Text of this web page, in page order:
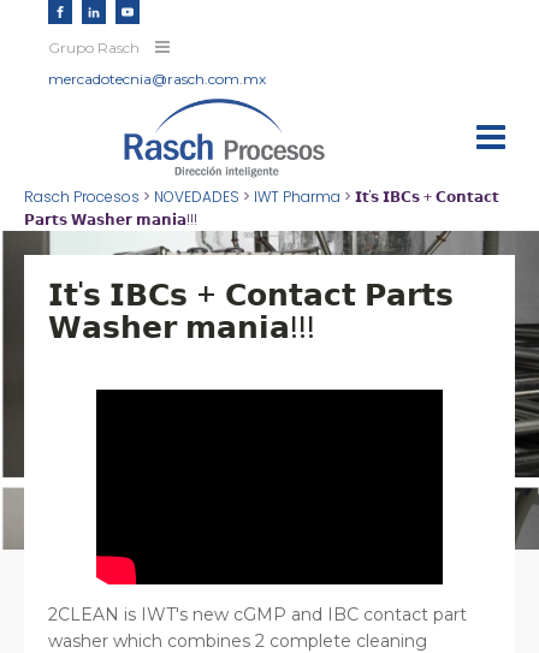
Grupo Rasch
mercadotecnia@rasch.com.mx
Rasch Procesos > NOVEDADES > IWT Pharma > 𝗜𝘁'𝘀 𝗜𝗕𝗖𝘀 + 𝗖𝗼𝗻𝘁𝗮𝗰𝘁
𝗣𝗮𝗿𝘁𝘀 𝗪𝗮𝘀𝗵𝗲𝗿 𝗺𝗮𝗻𝗶𝗮!!!
𝗜𝘁'𝘀 𝗜𝗕𝗖𝘀 + 𝗖𝗼𝗻𝘁𝗮𝗰𝘁 𝗣𝗮𝗿𝘁𝘀
𝗪𝗮𝘀𝗵𝗲𝗿 𝗺𝗮𝗻𝗶𝗮!!!
2CLEAN is IWT's new cGMP and IBC contact part
washer which combines 2 complete cleaning